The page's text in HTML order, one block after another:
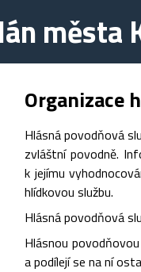
města
Organizace
Hlásná povodňová
zvláštní povodně.
k jejímu
hlídkovou službu.
Hlásná povodňová
Hlásnou
a podílejí se na ní